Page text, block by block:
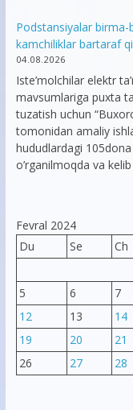
Podstansiyalar birma-
kamchiliklar bartaraf
04.08.2026
Iste’molchilar elektr
mavsumlariga puxta
tuzatish uchun
tomonidan amaliy
hududlardagi
o’rganilmoqda va
Fevral 2024
Du
Se Ch
5
6 7
12
13 14
19
20 21
26
27 28